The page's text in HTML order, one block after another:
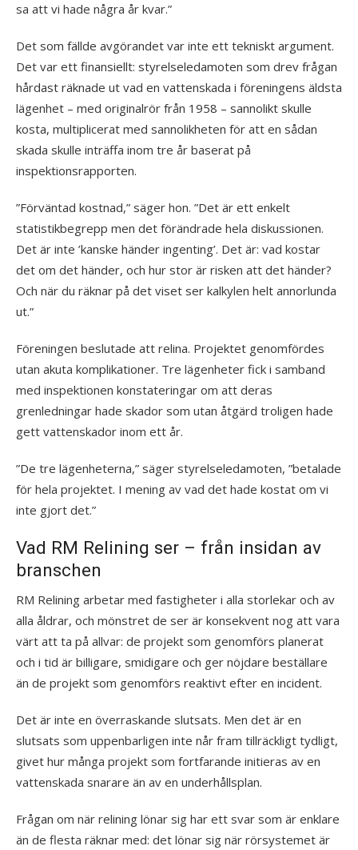
sa att vi hade några år kvar.”
Det som fällde avgörandet var inte ett tekniskt argument.
Det var ett finansiellt: styrelseledamoten som drev frågan
hårdast räknade ut vad en vattenskada i föreningens äldsta
lägenhet – med originalrör från 1958 – sannolikt skulle
kosta, multiplicerat med sannolikheten för att en sådan
skada skulle inträffa inom tre år baserat på
inspektionsrapporten.
”Förväntad kostnad,” säger hon. ”Det är ett enkelt
statistikbegrepp men det förändrade hela diskussionen.
Det är inte ’kanske händer ingenting’. Det är: vad kostar
det om det händer, och hur stor är risken att det händer?
Och när du räknar på det viset ser kalkylen helt annorlunda
ut.”
Föreningen beslutade att relina. Projektet genomfördes
utan akuta komplikationer. Tre lägenheter fick i samband
med inspektionen konstateringar om att deras
grenledningar hade skador som utan åtgärd troligen hade
gett vattenskador inom ett år.
”De tre lägenheterna,” säger styrelseledamoten, ”betalade
för hela projektet. I mening av vad det hade kostat om vi
inte gjort det.”
Vad RM Relining ser – från insidan av
branschen
RM Relining arbetar med fastigheter i alla storlekar och av
alla åldrar, och mönstret de ser är konsekvent nog att vara
värt att ta på allvar: de projekt som genomförs planerat
och i tid är billigare, smidigare och ger nöjdare beställare
än de projekt som genomförs reaktivt efter en incident.
Det är inte en överraskande slutsats. Men det är en
slutsats som uppenbarligen inte når fram tillräckligt tydligt,
givet hur många projekt som fortfarande initieras av en
vattenskada snarare än av en underhållsplan.
Frågan om när relining lönar sig har ett svar som är enklare
än de flesta räknar med: det lönar sig när rörsystemet är